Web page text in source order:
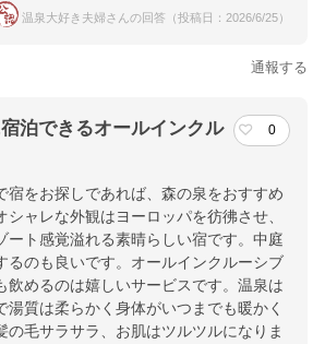
温泉大好き夫婦さんの回答（投稿日：2026/6/25）
通報する
泊できるオールインクル
0
宿をお探しであれば、森の泉をおすすめ
シャレな外観はヨーロッパを彷彿させ、
ート感覚溢れる素晴らしい宿です。中庭
るのも良いです。オールインクルーシブ
飲めるのは嬉しいサービスです。温泉は
湯質は柔らかく身体がいつまでも暖かく
の毛サラサラ、お肌はツルツルになりま